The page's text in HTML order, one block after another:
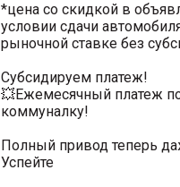
*цена со скидкой в
условии сдачи
рыночной ставке без
Субсидируем платеж!
💥Ежемесячный платеж
коммуналку!
Полный привод теперь
Успейте